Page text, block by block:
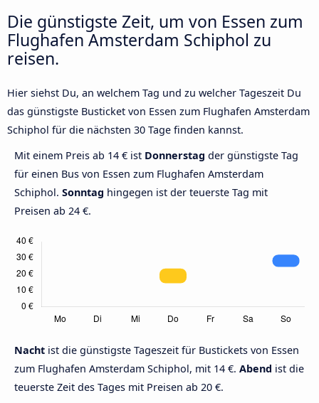
Die günstigste Zeit, um von Essen zum
Flughafen Amsterdam Schiphol zu
reisen.
Hier siehst Du, an welchem Tag und zu welcher Tageszeit Du
das günstigste Busticket von Essen zum Flughafen Amsterdam
Schiphol für die nächsten 30 Tage finden kannst.
Mit einem Preis ab 14 € ist Donnerstag der günstigste Tag
für einen Bus von Essen zum Flughafen Amsterdam
Schiphol. Sonntag hingegen ist der teuerste Tag mit
Preisen ab 24 €.
Nacht ist die günstigste Tageszeit für Bustickets von Essen
zum Flughafen Amsterdam Schiphol, mit 14 €. Abend ist die
teuerste Zeit des Tages mit Preisen ab 20 €.